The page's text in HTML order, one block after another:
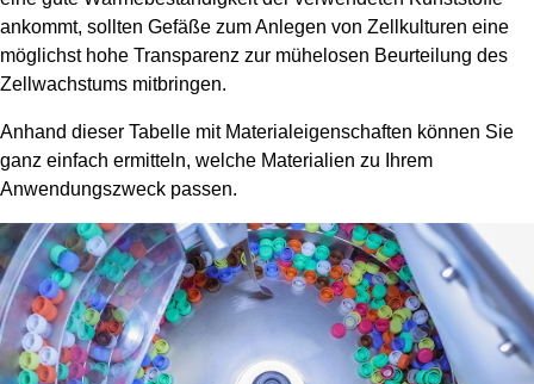
ankommt, sollten Gefäße zum Anlegen von Zellkulturen eine
möglichst hohe Transparenz zur mühelosen Beurteilung des
Zellwachstums mitbringen.
Anhand dieser Tabelle mit Materialeigenschaften können Sie
ganz einfach ermitteln, welche Materialien zu Ihrem
Anwendungszweck passen.